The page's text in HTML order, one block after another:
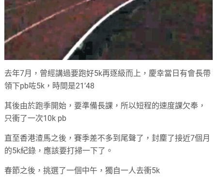
去年7月，曾經講過要跑好5k再逐級而上，慶幸當日有會長帶
領下pb咗5k，時間是21’48
其後由於跑季開始，要準備長課，所以短程的速度課欠奉，
只衝了一次10k pb
直至香港渣馬之後，賽季差不多到尾聲了，封麈了接近7個月
的5k紀錄，應該要打掃一下了。
春節之後，挑選了一個中午，獨自一人去衝5k